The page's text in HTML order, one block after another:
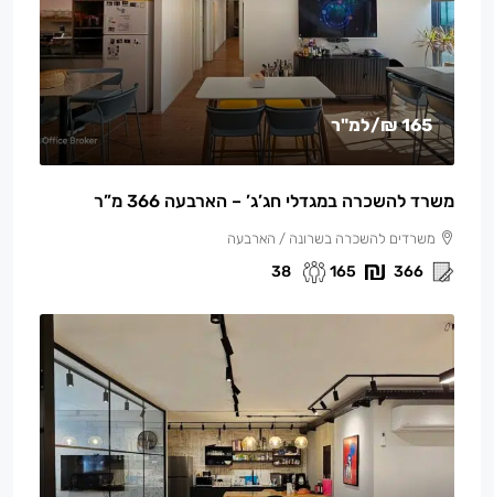
165 ₪ /למ"ר
משרד להשכרה במגדלי חג’ג’ – הארבעה 366 מ”ר
משרדים להשכרה בשרונה / הארבעה
366
165
38